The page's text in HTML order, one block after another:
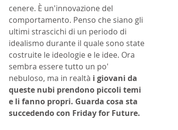
cenere. È un'innovazione del
comportamento. Penso che siano gli
ultimi strascichi di un periodo di
idealismo durante il quale sono state
costruite le ideologie e le idee. Ora
sembra essere tutto un po'
nebuloso, ma in realtà i giovani da
queste nubi prendono piccoli temi
e li fanno propri. Guarda cosa sta
succedendo con Friday for Future.